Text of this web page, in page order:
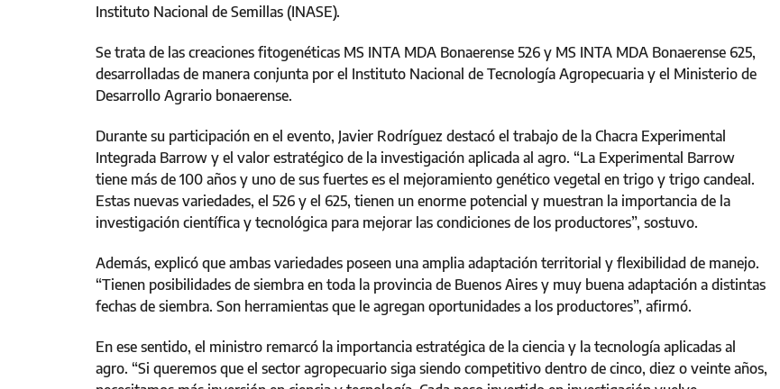
Instituto Nacional de Semillas (INASE).
Se trata de las creaciones fitogenéticas MS INTA MDA Bonaerense 526 y MS INTA MDA Bonaerense 625,
desarrolladas de manera conjunta por el Instituto Nacional de Tecnología Agropecuaria y el Ministerio de
Desarrollo Agrario bonaerense.
Durante su participación en el evento, Javier Rodríguez destacó el trabajo de la Chacra Experimental
Integrada Barrow y el valor estratégico de la investigación aplicada al agro. “La Experimental Barrow
tiene más de 100 años y uno de sus fuertes es el mejoramiento genético vegetal en trigo y trigo candeal.
Estas nuevas variedades, el 526 y el 625, tienen un enorme potencial y muestran la importancia de la
investigación científica y tecnológica para mejorar las condiciones de los productores”, sostuvo.
Además, explicó que ambas variedades poseen una amplia adaptación territorial y flexibilidad de manejo.
“Tienen posibilidades de siembra en toda la provincia de Buenos Aires y muy buena adaptación a distintas
fechas de siembra. Son herramientas que le agregan oportunidades a los productores”, afirmó.
En ese sentido, el ministro remarcó la importancia estratégica de la ciencia y la tecnología aplicadas al
agro. “Si queremos que el sector agropecuario siga siendo competitivo dentro de cinco, diez o veinte años,